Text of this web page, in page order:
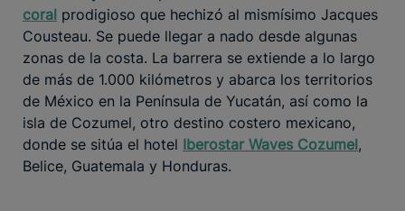
coral prodigioso que hechizó al mismísimo Jacques
Cousteau. Se puede llegar a nado desde algunas
zonas de la costa. La barrera se extiende a lo largo
de más de 1.000 kilómetros y abarca los territorios
de México en la Península de Yucatán, así como la
isla de Cozumel, otro destino costero mexicano,
donde se sitúa el hotel Iberostar Waves Cozumel,
Belice, Guatemala y Honduras.